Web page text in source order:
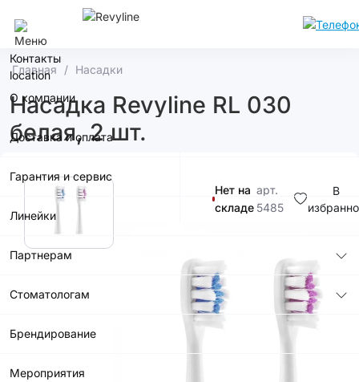
Контакты
О компании
Доставка и оплата
Гарантия и сервис
Линейки
Партнерам
Стоматологам
Брендирование
Мероприятия
Главная Насадки
Насадка Revyline RL 030
белая, 2 шт.
Нет на
складе
арт.
5485
В
990р.
Купить в
приложении